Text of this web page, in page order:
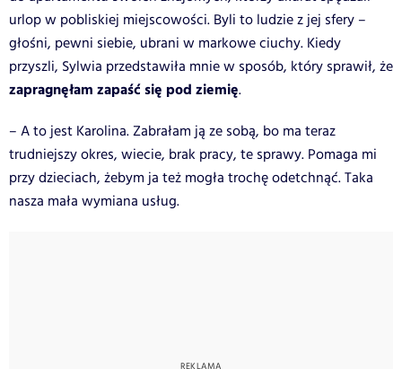
urlop w pobliskiej miejscowości. Byli to ludzie z jej sfery –
głośni, pewni siebie, ubrani w markowe ciuchy. Kiedy
przyszli, Sylwia przedstawiła mnie w sposób, który sprawił, że
zapragnęłam zapaść się pod ziemię.
– A to jest Karolina. Zabrałam ją ze sobą, bo ma teraz
trudniejszy okres, wiecie, brak pracy, te sprawy. Pomaga mi
przy dzieciach, żebym ja też mogła trochę odetchnąć. Taka
nasza mała wymiana usług.